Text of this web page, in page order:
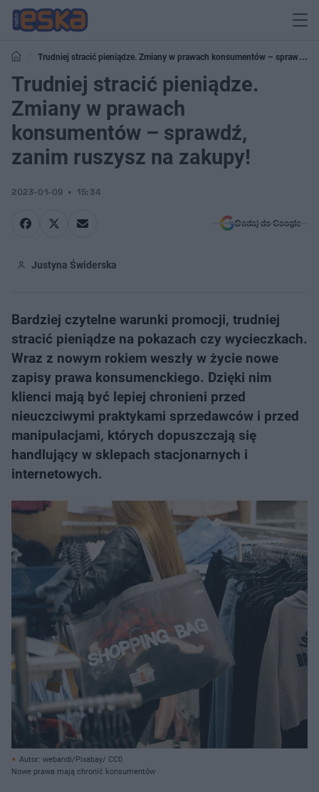
Trudniej stracić pieniądze. Zmiany w prawach konsumentów – sprawdź,
zanim ruszysz na zakupy!
Trudniej stracić pieniądze.
Zmiany w prawach
konsumentów – sprawdź,
zanim ruszysz na zakupy!
2023-01-09 15:34
Dodaj do Google
Justyna Świderska
Bardziej czytelne warunki promocji, trudniej
stracić pieniądze na pokazach czy wycieczkach.
Wraz z nowym rokiem weszły w życie nowe
zapisy prawa konsumenckiego. Dzięki nim
klienci mają być lepiej chronieni przed
nieuczciwymi praktykami sprzedawców i przed
manipulacjami, których dopuszczają się
handlujący w sklepach stacjonarnych i
internetowych.
Autor: webandi/Pixabay/ CC0
Nowe prawa mają chronić konsumentów